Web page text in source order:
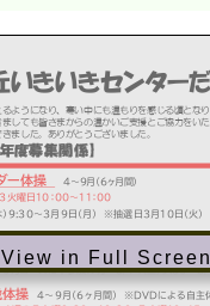
View in Full Screen